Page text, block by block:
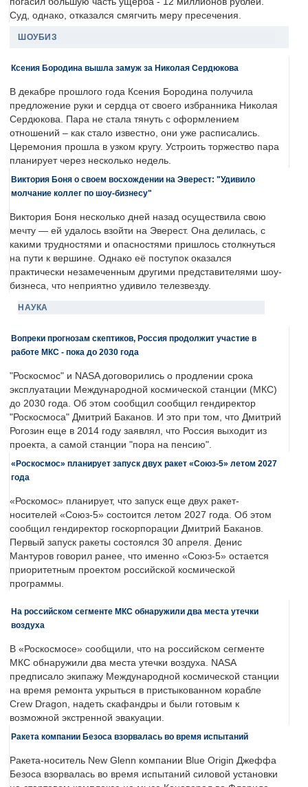
Суд, однако, отказался смягчить меру пресечения.
ШОУБИЗ
Ксения Бородина вышла замуж за Николая Сердюкова
В декабре прошлого года Ксения Бородина получила
предложение руки и сердца от своего избранника Николая
Сердюкова. Пара не стала тянуть с оформлением
отношений – как стало известно, они уже расписались.
Церемония прошла в узком кругу. Устроить торжество пара
планирует через несколько недель.
Виктория Боня о своем восхождении на Эверест: "Удивило
молчание коллег по шоу-бизнесу"
Виктория Боня несколько дней назад осуществила свою
мечту — ей удалось взойти на Эверест. Она делилась, с
какими трудностями и опасностями пришлось столкнуться
на пути к вершине. Однако её поступок оказался
практически незамеченным другими представителями шоу-
бизнеса, что неприятно удивило телезвезду.
НАУКА
Вопреки прогнозам скептиков, Россия продолжит участие в
работе МКС - пока до 2030 года
"Роскосмос" и NASA договорились о продлении срока
эксплуатации Международной космической станции (МКС)
до 2030 года. Об этом сообщил сообщил гендиректор
"Роскосмоса" Дмитрий Баканов. И это при том, что Дмитрий
Рогозин еще в 2014 году заявлял, что Россия выходит из
проекта, а самой станции "пора на пенсию".
«Роскосмос» планирует запуск двух ракет «Союз-5» летом 2027
года
«Роскомос» планирует, что запуск еще двух ракет-
носителей «Союз-5» состоится летом 2027 года. Об этом
сообщил гендиректор госкорпорации Дмитрий Баканов.
Первый запуск ракеты состоялся 30 апреля. Денис
Мантуров говорил ранее, что именно «Союз-5» остается
приоритетным проектом российской космической
программы.
На российском сегменте МКС обнаружили два места утечки
воздуха
В «Роскосмосе» сообщили, что на российском сегменте
МКС обнаружили два места утечки воздуха. NASA
предписало экипажу Международной космической станции
на время ремонта укрыться в пристыкованном корабле
Crew Dragon, надеть скафандры и были готовым к
возможной экстренной эвакуации.
Ракета компании Безоса взорвалась во время испытаний
Ракета-носитель New Glenn компании Blue Origin Джеффа
Безоса взорвалась во время испытаний силовой установки